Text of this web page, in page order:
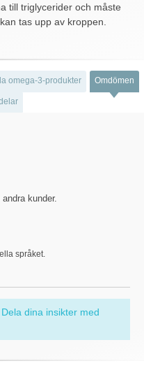
till triglycerider och måste
tas upp av kroppen.
omega-3-produkter Omdömen
kunder.
språket.
dina insikter med